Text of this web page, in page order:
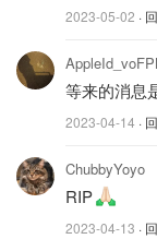
图片来
据悉，Zekun
午13时左右，当
2023-05-02 ·
等来的消息
2023-04-14 ·
ChubbyYoyo
RIP
2023-04-13 ·